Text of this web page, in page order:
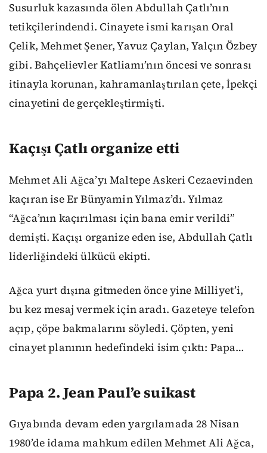
Susurluk kazasında ölen Abdullah Çatlı’nın
tetikçilerindendi. Cinayete ismi karışan Oral
Çelik, Mehmet Şener, Yavuz Çaylan, Yalçın Özbey
gibi. Bahçelievler Katliamı’nın öncesi ve sonrası
itinayla korunan, kahramanlaştırılan çete, İpekçi
cinayetini de gerçekleştirmişti.
Kaçışı Çatlı organize etti
Mehmet Ali Ağca’yı Maltepe Askeri Cezaevinden
kaçıran ise Er Bünyamin Yılmaz’dı. Yılmaz
“Ağca’nın kaçırılması için bana emir verildi”
demişti. Kaçışı organize eden ise, Abdullah Çatlı
liderliğindeki ülkücü ekipti.
Ağca yurt dışına gitmeden önce yine Milliyet’i,
bu kez mesaj vermek için aradı. Gazeteye telefon
açıp, çöpe bakmalarını söyledi. Çöpten, yeni
cinayet planının hedefindeki isim çıktı: Papa…
Papa 2. Jean Paul’e suikast
Gıyabında devam eden yargılamada 28 Nisan
1980’de idama mahkum edilen Mehmet Ali Ağca,